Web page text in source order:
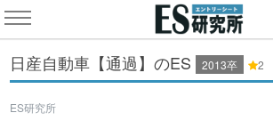
日産自動車【通過】のES 2013卒 2
ES研究所